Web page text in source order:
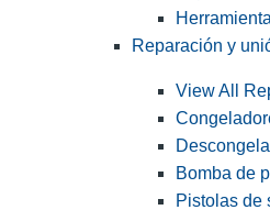
Reparación y
View All
Bomba de
Pistolas de